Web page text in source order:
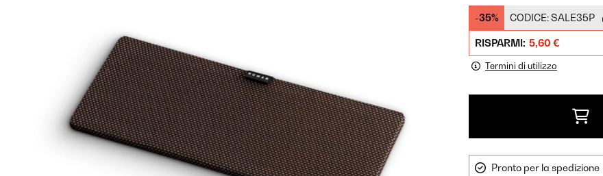
-35% CODICE:SALE35P
RISPARMI: 5,60 €
Termini di utilizzo
Pronto per la spedizione